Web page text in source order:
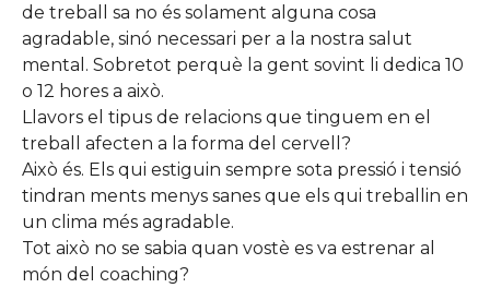
de treball sa no és solament alguna cosa
agradable, sinó necessari per a la nostra salut
mental. Sobretot perquè la gent sovint li dedica 10
o 12 hores a això.
Llavors el tipus de relacions que tinguem en el
treball afecten a la forma del cervell?
Això és. Els qui estiguin sempre sota pressió i tensió
tindran ments menys sanes que els qui treballin en
un clima més agradable.
Tot això no se sabia quan vostè es va estrenar al
món del coaching?